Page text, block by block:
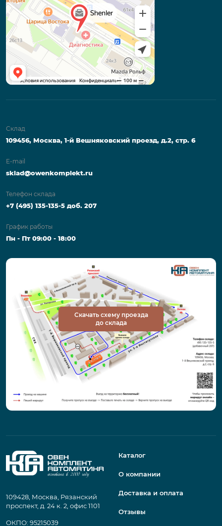
Склад
109456, Москва, 1-й Вешняковский проезд, д.2, стр. 6
E-mail
sklad@owenkomplekt.ru
Телефон склада
+7 (495) 135-135-5 доб. 207
График работы
Пн - Пт 09:00 - 18:00
Скачать схему проезда
до склада
109428, Москва, Рязанский
проспект, д. 24 к. 2, офис 1101
ОКПО: 95215039
Каталог
О компании
Доставка и оплата
Отзывы